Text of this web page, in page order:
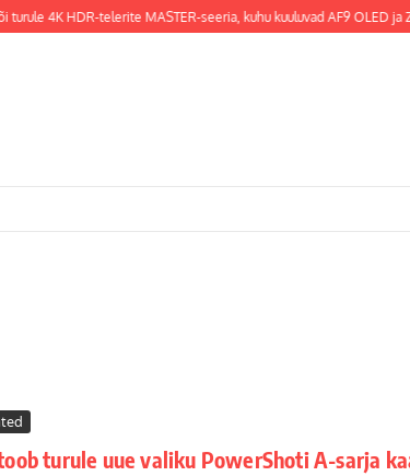
turule 4K HDR-telerite MASTER-seeria, kuhu kuuluvad AF9 OLED
turule uue valiku PowerShoti A-sarja